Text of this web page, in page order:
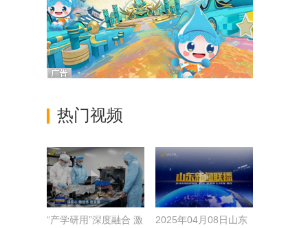
热门视频
“产学研用”深度融合 激
2025年04月08日山东